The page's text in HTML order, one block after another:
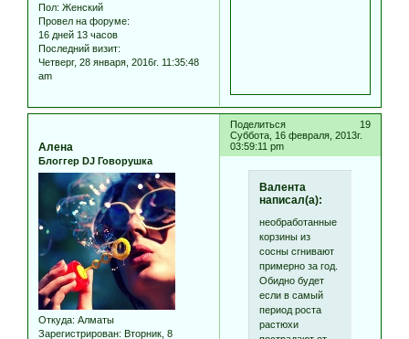
Пол: Женский
Провел на форуме:
16 дней 13 часов
Последний визит:
Четверг, 28 января, 2016г. 11:35:48
am
Поделиться
19
Суббота, 16 февраля, 2013г.
03:59:11 pm
Алена
Блоггер DJ Говорушка
Откуда: Алматы
Зарегистрирован: Вторник, 8
Валента
написал(а):
необработанные
корзины из
сосны сгнивают
примерно за год.
Обидно будет
если в самый
период роста
растюхи